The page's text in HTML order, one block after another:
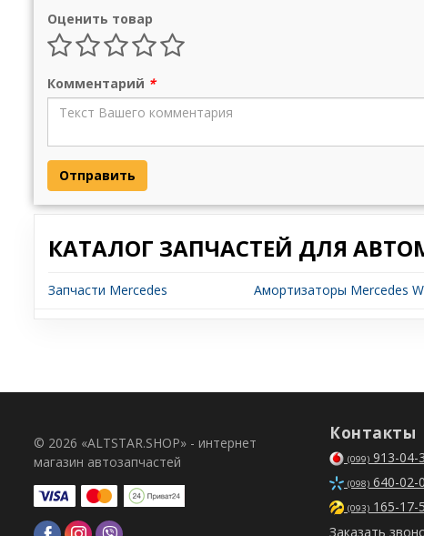
Оценить товар
Комментарий *
Отправить
КАТАЛОГ ЗАПЧАСТЕЙ ДЛЯ
Запчасти Mercedes Амортизаторы Mercedes
© 2026 «ALTSTAR.SHOP» - интернет
магазин автозапчастей
Контакты
(099) 913-04-
(098) 640-02-
(093) 165-17-
Заказать